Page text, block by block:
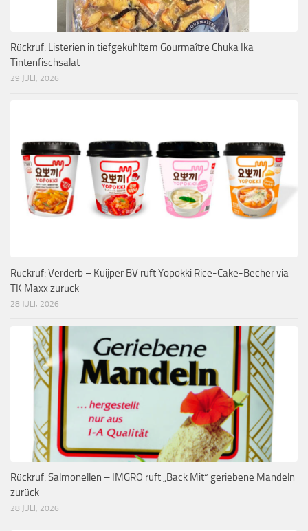
Rückruf: Listerien in tiefgekühltem Gourmaître Chuka Ika
Tintenfischsalat
29 JULI, 2026
Rückruf: Verderb – Kuijper BV ruft Yopokki Rice-Cake-Becher via
TK Maxx zurück
28 JULI, 2026
Rückruf: Salmonellen – IMGRO ruft „Back Mit“ geriebene Mandeln
zurück
28 JULI, 2026